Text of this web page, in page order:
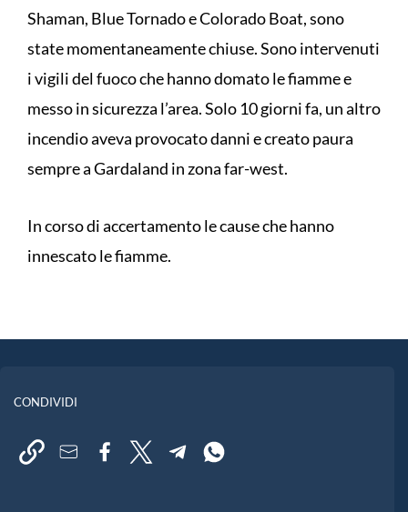
Shaman, Blue Tornado e Colorado Boat, sono
state momentaneamente chiuse. Sono intervenuti
i vigili del fuoco che hanno domato le fiamme e
messo in sicurezza l’area. Solo 10 giorni fa, un altro
incendio aveva provocato danni e creato paura
sempre a Gardaland in zona far-west.
In corso di accertamento le cause che hanno
innescato le fiamme.
CONDIVIDI